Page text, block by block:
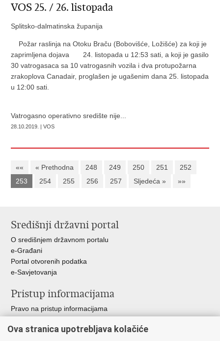
VOS 25. / 26. listopada
Splitsko-dalmatinska županija
Požar raslinja na Otoku Braču (Bobovišće, Ložišće) za koji je
zaprimljena dojava 24. listopada u 12:53 sati, a koji je gasilo
30 vatrogasaca sa 10 vatrogasnih vozila i dva protupožarna
zrakoplova Canadair, proglašen je ugašenim dana 25. listopada
u 12:00 sati.
Vatrogasno operativno središte nije...
28.10.2019. | VOS
«« « Prethodna 248 249 250 251
252
253
254 255 256 257 Sljedeća » »»
Središnji državni portal
O središnjem državnom portalu
e-Građani
Portal otvorenih podatka
e-Savjetovanja
Pristup informacijama
Pravo na pristup informacijama
Pozivi za žurnu pomoć
Ova stranica upotrebljava kolačiće